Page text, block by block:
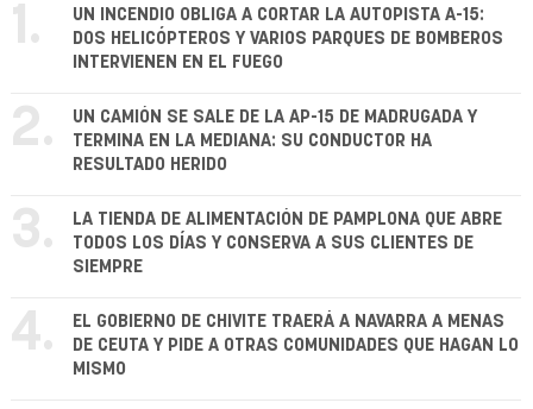
1.
UN INCENDIO OBLIGA A CORTAR LA AUTOPISTA A-15:
DOS HELICÓPTEROS Y VARIOS PARQUES DE BOMBEROS
INTERVIENEN EN EL FUEGO
2.
UN CAMIÓN SE SALE DE LA AP-15 DE MADRUGADA Y
TERMINA EN LA MEDIANA: SU CONDUCTOR HA
RESULTADO HERIDO
3.
LA TIENDA DE ALIMENTACIÓN DE PAMPLONA QUE ABRE
TODOS LOS DÍAS Y CONSERVA A SUS CLIENTES DE
SIEMPRE
4.
EL GOBIERNO DE CHIVITE TRAERÁ A NAVARRA A MENAS
DE CEUTA Y PIDE A OTRAS COMUNIDADES QUE HAGAN LO
MISMO